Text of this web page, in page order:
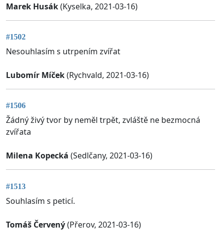
Marek Husák(Kyselka, 2021-03-16)
#1502
Nesouhlasím s utrpením zvířat
Lubomír Míček(Rychvald, 2021-03-16)
#1506
Žádný živý tvor by neměl trpět, zvláště ne bezmocná
zvířata
Milena Kopecká (Sedlčany, 2021-03-16)
#1513
Souhlasím s peticí.
Tomáš Červený(Přerov, 2021-03-16)